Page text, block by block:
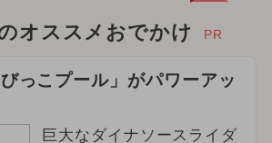
オススメおでかけ PR
っこプール」がパワーアッ
巨大なダイナソースライダ